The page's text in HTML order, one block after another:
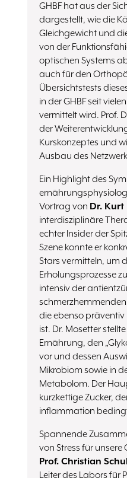
GHBF hat aus der
dargestellt, wie die
Gleichgewicht und
von der
optischen Systems
auch für den
Übersichtstests
in der GHBF seit
vermittelt wird. Prof.
der
Kurskonzeptes und
Ausbau des
Ein Highlight des
Vortrag von Dr.
interdisziplinäre
echter Insider der
Szene konnte er
Stars vermitteln, um
Erholungsprozesse
intensiv der
die ebenso präventiv
ist. Dr. Mosetter
Ernährung, den
vor und dessen
Mikrobiom sowie in
Metabolom. Der
kurzkettige Zucker,
inflammation
Spannende
von Stress für
Prof. Christian
Leiter des Labors für